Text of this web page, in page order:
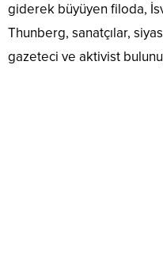
giderek büyüyen filoda,
Thunberg, sanatçılar,
gazeteci ve aktivist